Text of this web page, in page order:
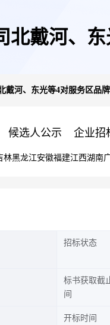
戴河、
戴河、东光等4对服务区品
候选人公示 企业招
林黑龙江安徽福建江西湖南
招标状态
标书获取截
间
开标时间